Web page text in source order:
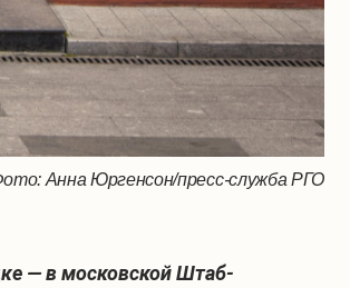
Анна Юргенсон/пресс-служба РГО
— в московской Штаб-